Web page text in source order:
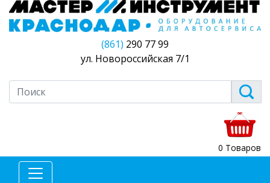
(861) 290 77 99
ул. Новороссийская 7/1
0 Товаров